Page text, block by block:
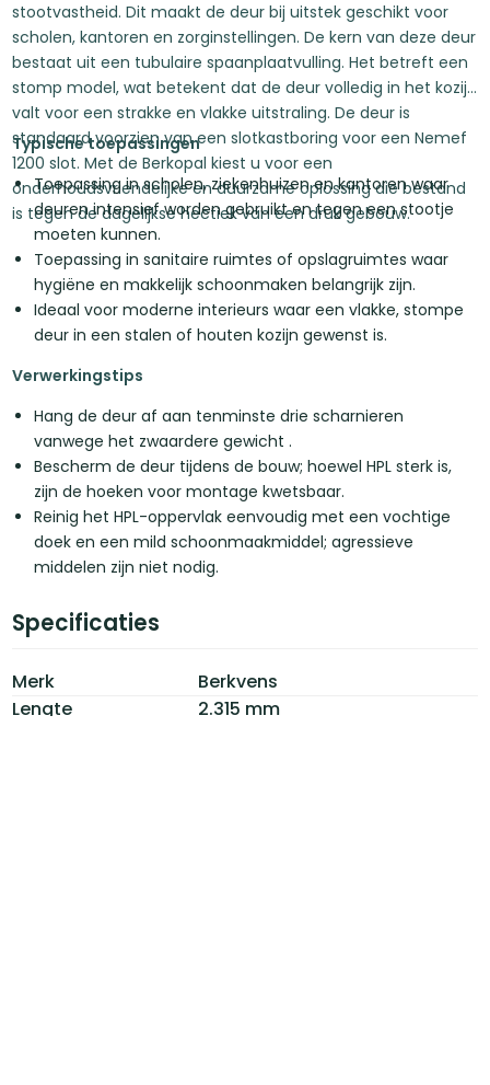
stootvastheid. Dit maakt de deur bij uitstek geschikt voor
scholen, kantoren en zorginstellingen. De kern van deze deur
bestaat uit een tubulaire spaanplaatvulling. Het betreft een
stomp model, wat betekent dat de deur volledig in het kozijn
valt voor een strakke en vlakke uitstraling. De deur is
standaard voorzien van een slotkastboring voor een Nemef
1200 slot. Met de Berkopal kiest u voor een
onderhoudsvriendelijke en duurzame oplossing die bestand
is tegen de dagelijkse hectiek van een druk gebouw.
Typische toepassingen
Toepassing in scholen, ziekenhuizen en kantoren waar
deuren intensief worden gebruikt en tegen een stootje
moeten kunnen.
Toepassing in sanitaire ruimtes of opslagruimtes waar
hygiëne en makkelijk schoonmaken belangrijk zijn.
Ideaal voor moderne interieurs waar een vlakke, stompe
deur in een stalen of houten kozijn gewenst is.
Verwerkingstips
Hang de deur af aan tenminste drie scharnieren
vanwege het zwaardere gewicht .
Bescherm de deur tijdens de bouw; hoewel HPL sterk is,
zijn de hoeken voor montage kwetsbaar.
Reinig het HPL-oppervlak eenvoudig met een vochtige
doek en een mild schoonmaakmiddel; agressieve
middelen zijn niet nodig.
Specificaties
Merk
Berkvens
Lengte
2.315 mm